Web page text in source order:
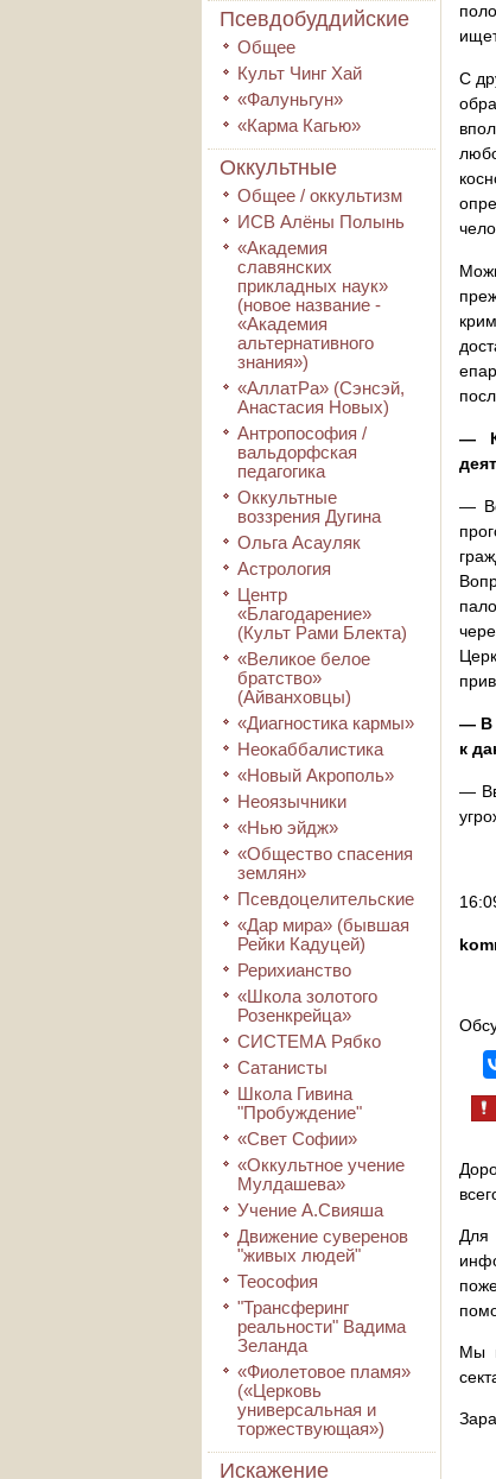
Псевдобуддийские
Общее
Культ Чинг Хай
«Фалуньгун»
«Карма Кагью»
Оккультные
Общее / оккультизм
ИСВ Алёны Полынь
«Академия
славянских
прикладных наук»
(новое название -
«Академия
альтернативного
знания»)
«АллатРа» (Сэнсэй,
Анастасия Новых)
Антропософия /
вальдорфская
педагогика
Оккультные
воззрения Дугина
Ольга Асауляк
Астрология
Центр
«Благодарение»
(Культ Рами Блекта)
«Великое белое
братство»
(Айванховцы)
«Диагностика кармы»
Неокаббалистика
«Новый Акрополь»
Неоязычники
«Нью эйдж»
«Общество спасения
землян»
Псевдоцелительские
«Дар мира» (бывшая
Рейки Кадуцей)
Рерихианство
«Школа золотого
Розенкрейца»
СИСТЕМА Рябко
Сатанисты
Школа Гивина
"Пробуждение"
«Свет Софии»
«Оккультное учение
Мулдашева»
Учение А.Свияша
Движение суверенов
"живых людей"
Теософия
"Трансферинг
реальности" Вадима
Зеланда
«Фиолетовое пламя»
(«Церковь
универсальная и
торжествующая»)
Искажение
С
—
—
— В
к
—
Для
Мы